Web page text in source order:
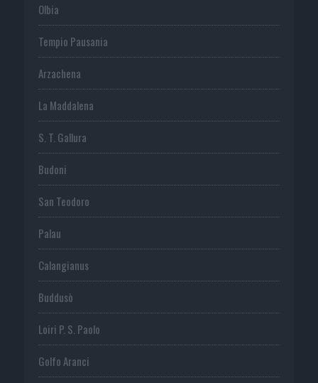
Olbia
Tempio Pausania
Arzachena
La Maddalena
S. T. Gallura
Budoni
San Teodoro
Palau
Calangianus
Buddusò
Loiri P. S. Paolo
Golfo Aranci